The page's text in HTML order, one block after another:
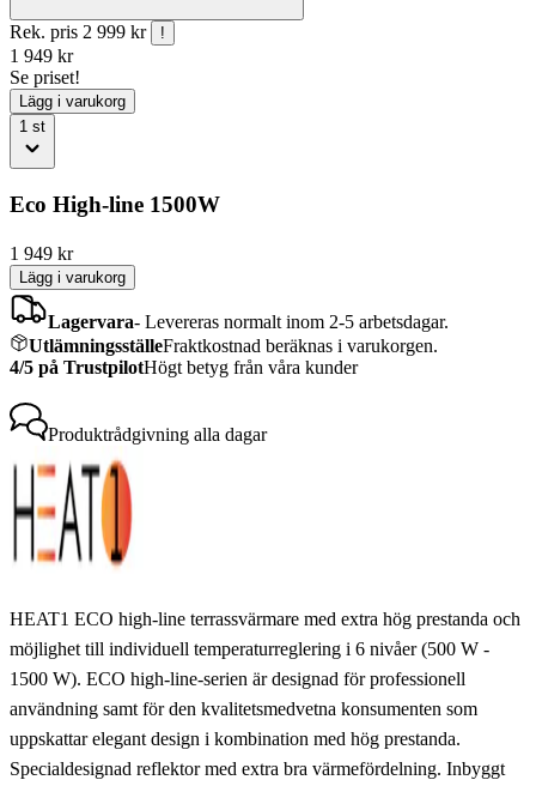
Rek. pris 2 999 kr !
1 949 kr
Se priset!
Lägg i varukorg
1 st
Eco High-line 1500W
1 949 kr
Lägg i varukorg
Lagervara- Levereras normalt inom 2-5 arbetsdagar.
UtlämningsställeFraktkostnad beräknas i varukorgen.
4/5 på TrustpilotHögt betyg från våra kunder
Produktrådgivning alla dagar
HEAT1 ECO high-line terrassvärmare med extra hög prestanda och
möjlighet till individuell temperaturreglering i 6 nivåer (500 W -
1500 W). ECO high-line-serien är designad för professionell
användning samt för den kvalitetsmedvetna konsumenten som
uppskattar elegant design i kombination med hög prestanda.
Specialdesignad reflektor med extra bra värmefördelning. Inbyggt